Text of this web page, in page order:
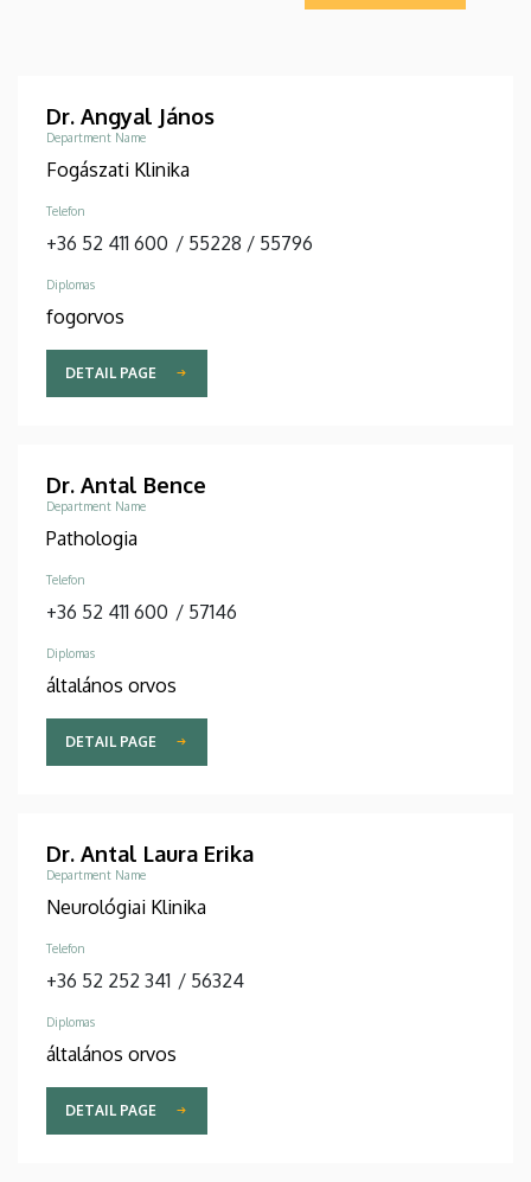
Dr. Angyal János
Department Name
Fogászati Klinika
Telefon
+36 52 411 600 / 55228 / 55796
Diplomas
fogorvos
DETAIL PAGE
Dr. Antal Bence
Department Name
Pathologia
Telefon
+36 52 411 600 / 57146
Diplomas
általános orvos
DETAIL PAGE
Dr. Antal Laura Erika
Department Name
Neurológiai Klinika
Telefon
+36 52 252 341 / 56324
Diplomas
általános orvos
DETAIL PAGE